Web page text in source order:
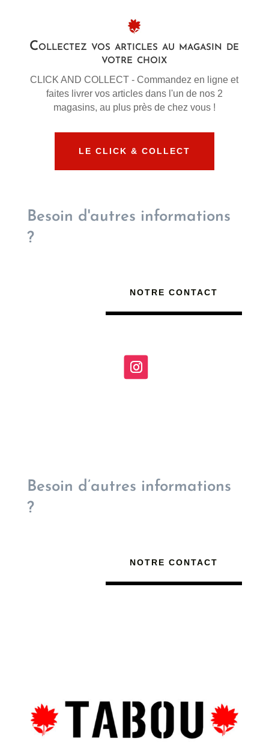
Collectez vos articles au magasin de
votre choix
CLICK AND COLLECT - Commandez en ligne et
faites livrer vos articles dans l'un de nos 2
magasins, au plus près de chez vous !
LE CLICK & COLLECT
Besoin d'autres informations
?
NOTRE CONTACT
Besoin d’autres informations
?
NOTRE CONTACT